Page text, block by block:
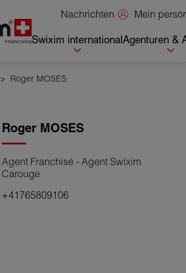
Nachrichten Mein
Swixim internationalAgenturen &
> Roger MOSES
Roger MOSES
Agent Franchisé - Agent Swixim
Carouge
+41765809106